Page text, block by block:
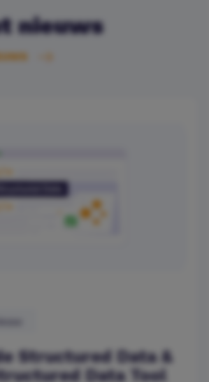
nieuws
Structured Data &
Data Tool